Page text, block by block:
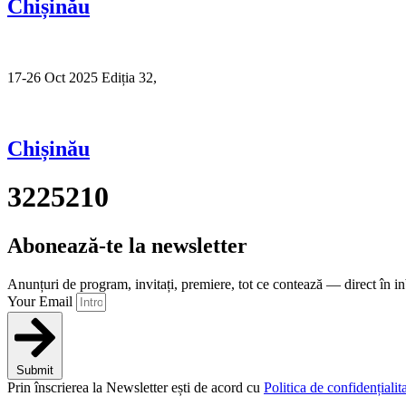
Chișinău
17-26 Oct 2025 Ediția 32,
Chișinău
3225210
Abonează-te la newsletter
Anunțuri de program, invitați, premiere, tot ce contează — direct în
Your Email
Submit
Prin înscrierea la Newsletter ești de acord cu Politica de